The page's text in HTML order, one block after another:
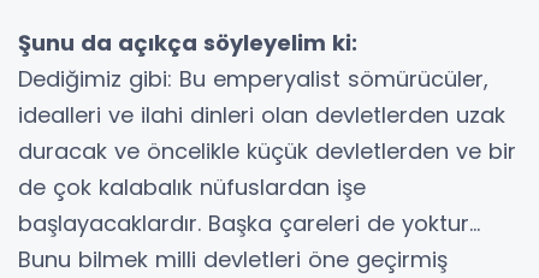
Şunu da açıkça söyleyelim ki:
Dediğimiz gibi: Bu emperyalist sömürücüler,
idealleri ve ilahi dinleri olan devletlerden uzak
duracak ve öncelikle küçük devletlerden ve bir
de çok kalabalık nüfuslardan işe
başlayacaklardır. Başka çareleri de yoktur…
Bunu bilmek milli devletleri öne geçirmiş